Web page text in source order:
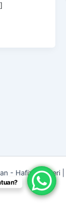
- Hafizal Baderi |